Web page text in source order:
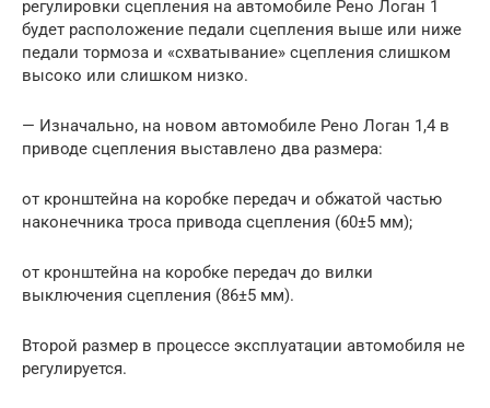
регулировки сцепления на автомобиле Рено Логан 1
будет расположение педали сцепления выше или ниже
педали тормоза и «схватывание» сцепления слишком
высоко или слишком низко.
— Изначально, на новом автомобиле Рено Логан 1,4 в
приводе сцепления выставлено два размера:
от кронштейна на коробке передач и обжатой частью
наконечника троса привода сцепления (60±5 мм);
от кронштейна на коробке передач до вилки
выключения сцепления (86±5 мм).
Второй размер в процессе эксплуатации автомобиля не
регулируется.